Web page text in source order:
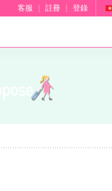
客服 註冊 登錄